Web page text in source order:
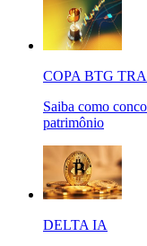
COPA BTG
Saiba como
patrimônio
DELTA IA